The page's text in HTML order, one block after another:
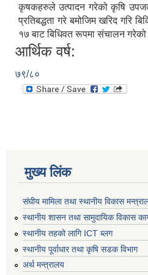
कृषकहरुले उत्पादन गरेको कृषि
प्रतिबद्धता गरे बमोजिम खरिद गरि
१७ बाट बिधिवत रूपमा संचालन
आर्थिक वर्ष:
७९/८०
मुख्य लिंक
संघीय मामिला तथा स्थानीय विकास
स्थानीय शासन तथा सामुदायिक विकास
स्थानीय तहको लागि ICT ब्लग
स्थानीय पूर्वाधार तथा कृषि सडक विभाग
अर्थ मन्त्रालय